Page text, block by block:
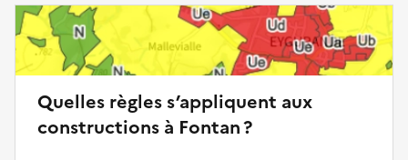
Quelles règles s’appliquent aux
constructions à Fontan ?